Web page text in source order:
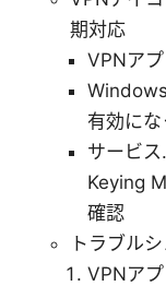
期対応
VPNア
有効に
サービ
Keying
確認
トラブル
VPNア